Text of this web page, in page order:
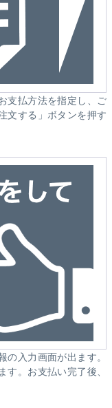
支払方法を指定し、ご
文する」ボタンを押す
入力画面が出ます。
。お支払い完了後、